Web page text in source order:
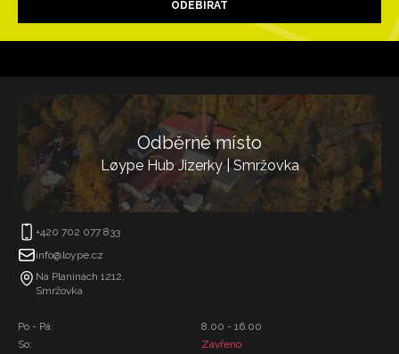
ODEBÍRAT
Odběrné místo
Løype Hub Jizerky | Smržovka
+420 702 077 833
info@loype.cz
Na Planinách 1212,
Smržovka
Po - Pá:
So:
8.00 - 16.00
Zavřeno